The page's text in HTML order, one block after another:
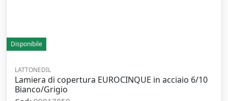
Disponibile
LATTONEDIL
Lamiera di copertura EUROCINQUE in acciaio 6/10
Bianco/Grigio